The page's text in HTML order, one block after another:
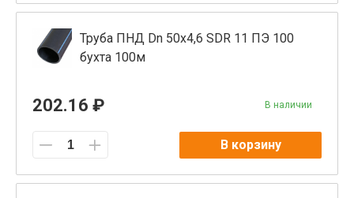
Труба ПНД Dn 50х4,6 SDR 11 ПЭ 100
бухта 100м
202.16 ₽ В наличии
В корзину